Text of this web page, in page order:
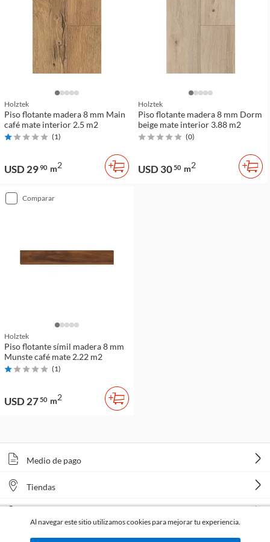
Holztek
Piso flotante madera 8 mm Main
café mate interior 2.5 m2
(1)
USD 2990 m2
Holztek
Piso flotante madera 8 mm Dorm
beige mate interior 3.88 m2
(0)
USD 3050 m2
comparar
Holztek
Piso flotante símil madera 8 mm
Munste café mate 2.22 m2
(1)
USD 2750 m2
Medio de pago
Tiendas
Al navegar este sitio utilizamos cookies para mejorar tu experiencia.